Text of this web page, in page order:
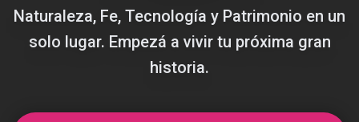
Naturaleza, Fe, Tecnología y Patrimonio en un
solo lugar. Empezá a vivir tu próxima gran
historia.